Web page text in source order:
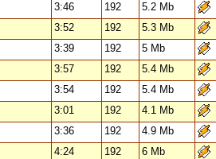
3:46 192 5.2 Mb
3:52 192 5.3 Mb
3:39 192 5 Mb
3:57 192 5.4 Mb
3:54 192 5.4 Mb
3:01 192 4.1 Mb
3:36 192 4.9 Mb
4:24 192 6 Mb